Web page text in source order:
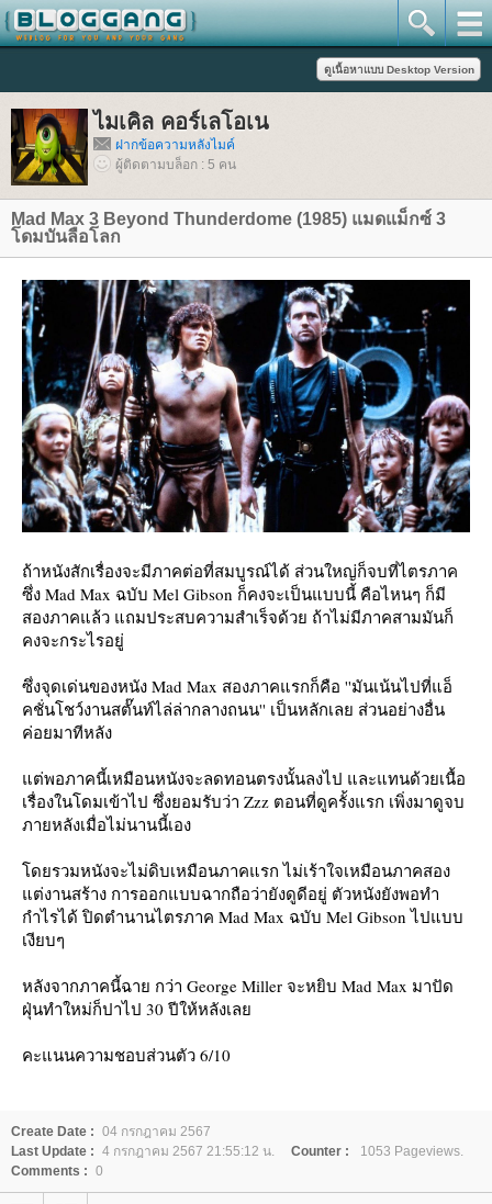
ไมเคิล คอร์เลโอเน
ฝากข้อความหลังไมค์
ผู้ติดตามบล็อก : 5 คน
Mad Max 3 Beyond Thunderdome (1985) แมดแม็กซ์ 3
ดมบันลือโลก
ถ้าหนังสักเรื่องจะมีภาคต่อที่สมบูรณ์ได้ ส่วนใหญ่ก็จบที่ไตรภาค
ซึ่ง Mad Max ฉบับ Mel Gibson ก็คงจะเป็นแบบนี้ คือไหนๆ ก็มี
สองภาคแล้ว แถมประสบความสำเร็จด้วย ถ้าไม่มีภาคสามมันก็
คงจะกระไรอยู่
ซึ่งจุดเด่นของหนัง Mad Max สองภาคแรกก็คือ ''มันเน้นไปที่แอ็
คชั่นโชว์งานสตั๊นท์ไล่ล่ากลางถนน'' เป็นหลักเลย ส่วนอย่างอื่น
ค่อยมาทีหลัง
ต่พอภาคนี้เหมือนหนังจะลดทอนตรงนั้นลงไป และแทนด้วยเนื้อ
เรื่องในโดมเข้าไป ซึ่งยอมรับว่า Zzz ตอนที่ดูครั้งแรก เพิ่งมาดูจบ
ภายหลังเมื่อไม่นานนี้เอง
ดยรวมหนังจะไม่ดิบเหมือนภาคแรก ไม่เร้าใจเหมือนภาคสอง
ต่งานสร้าง การออกแบบฉากถือว่ายังดูดีอยู่ ตัวหนังยังพอทำ
กำไรได้ ปิดตำนานไตรภาค Mad Max ฉบับ Mel Gibson ไปแบบ
เงียบๆ
หลังจากภาคนี้ฉาย กว่า George Miller จะหยิบ Mad Max มาปัด
ฝุ่นทำใหม่ก็ปาไป 30 ปีให้หลังเล
คะแนนความชอบส่วนตัว 6/10
Create Date : 04 กรกฎาคม 2567
Last Update : 4 กรกฎาคม 2567 21:55:12 น. Counter :
1053 Pageviews.
Comments : 0